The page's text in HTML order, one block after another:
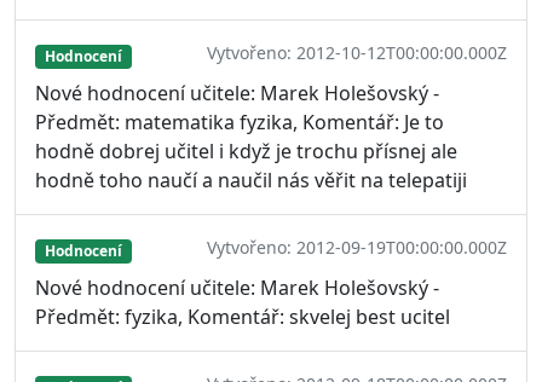
Hodnocení Vytvořeno: 2012-10-12T00:00:00.000Z
Nové hodnocení učitele: Marek Holešovský -
Předmět: matematika fyzika, Komentář: Je to
hodně dobrej učitel i když je trochu přísnej ale
hodně toho naučí a naučil nás věřit na telepatiji
Hodnocení Vytvořeno: 2012-09-19T00:00:00.000Z
Nové hodnocení učitele: Marek Holešovský -
Předmět: fyzika, Komentář: skvelej best ucitel